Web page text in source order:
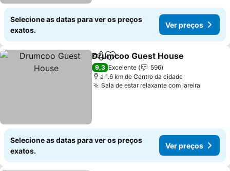
Selecione as datas para ver os preços
exatos.
Ver preços
PartilharAdicionar aos favoritos
Drumcoo Guest House
9,3 Excelente
596
a 1.6 km de Centro da cidade
Sala de estar relaxante com lareira
Selecione as datas para ver os preços
exatos.
Ver preços